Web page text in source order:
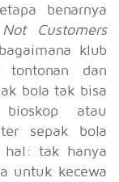
benarnya
Customers
klub
dan
bola tak bisa
atau
sepak bola
hal: tak hanya
untuk kecewa